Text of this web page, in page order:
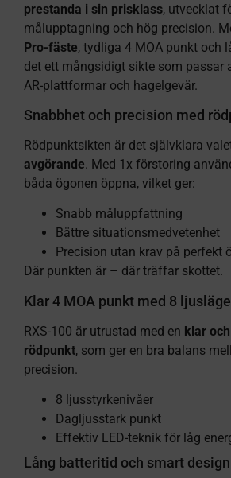
prestanda i sin prisklass, utvecklat
målupptagning och hög precision.
Pro-fäste, tydliga 4 MOA punkt och
det ett mångsidigt sikte som passar
AR-plattformar och hagelgevär.
Snabbhet och precision med
Rödpunktsikten är det självklara
avgörande. Med 1x förstoring
båda ögonen öppna, vilket ger:
Snabb måluppfattning
Bättre situationsmedvetenhet
Precision utan krav på perfekt
Där punkten är – där träffar skottet.
Klar 4 MOA punkt med 8
RXS-100 är utrustad med en klar
rödpunkt, som ger en bra balans
precision.
8 ljusstyrkenivåer
Dagljusstark punkt
Effektiv LED-teknik för låg
Lång batteritid och smart design